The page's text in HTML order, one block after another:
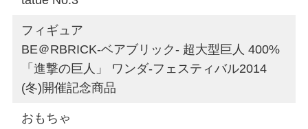
フィギュア
BE＠RBRICK-ベアブリック- 超大型巨人 400%
「進撃の巨人」 ワンダ-フェスティバル2014
(冬)開催記念商品
おもちゃ